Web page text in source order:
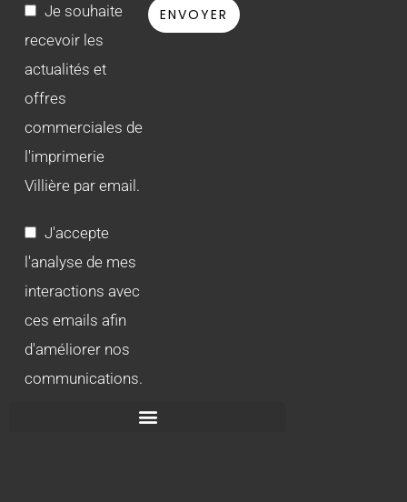
Je souhaite
recevoir les
actualités et
offres
commerciales de
l'imprimerie
Villière par email.
J'accepte
l'analyse de mes
interactions avec
ces emails afin
d'améliorer nos
communications.